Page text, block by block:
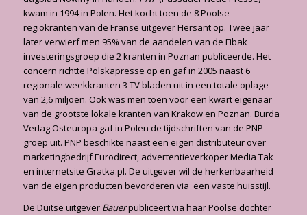
kwam in 1994 in Polen. Het kocht toen de 8 Poolse
regiokranten van de Franse uitgever Hersant op. Twee jaar
later verwierf men 95% van de aandelen van de Fibak
investeringsgroep die 2 kranten in Poznan publiceerde. Het
concern richtte Polskapresse op en gaf in 2005 naast 6
regionale weekkranten 3 TV bladen uit in een totale oplage
van 2,6 miljoen. Ook was men toen voor een kwart eigenaar
van de grootste lokale kranten van Krakow en Poznan. Burda
Verlag Osteuropa gaf in Polen de tijdschriften van de PNP
groep uit. PNP beschikte naast een eigen distributeur over
marketingbedrijf Eurodirect, advertentieverkoper Media Tak
en internetsite Gratka.pl. De uitgever wil de herkenbaarheid
van de eigen producten bevorderen via een vaste huisstijl.
De Duitse uitgever Bauerpubliceert via haar Poolse dochter